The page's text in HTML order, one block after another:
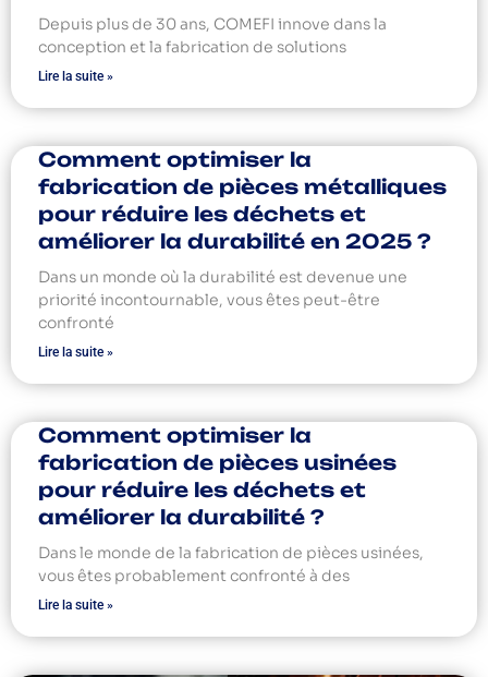
Depuis plus de 30 ans, COMEFI innove dans la
conception et la fabrication de solutions
Lire la suite »
Comment optimiser la
fabrication de pièces métalliques
pour réduire les déchets et
améliorer la durabilité en 2025 ?
Dans un monde où la durabilité est devenue une
priorité incontournable, vous êtes peut-être
confronté
Lire la suite »
Comment optimiser la
fabrication de pièces usinées
pour réduire les déchets et
améliorer la durabilité ?
Dans le monde de la fabrication de pièces usinées,
vous êtes probablement confronté à des
Lire la suite »